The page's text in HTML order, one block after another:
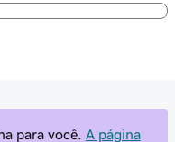
para você.
A página